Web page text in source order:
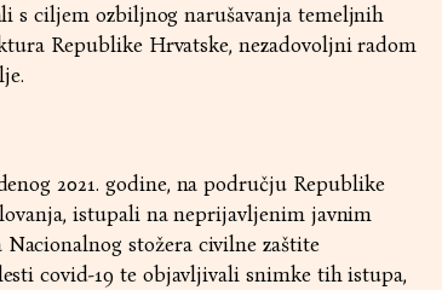
s ciljem ozbiljnog narušavanja temeljnih
Republike Hrvatske, nezadovoljni radom
2021. godine, na području Republike
istupali na neprijavljenim javnim
stožera civilne zaštite
covid-19 te objavljivali snimke tih istupa,